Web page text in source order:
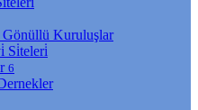
Kuruluşlar
Si̇teleri̇
6